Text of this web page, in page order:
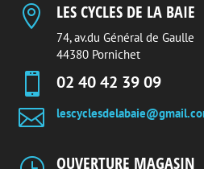
 LES CYCLES DE LA BAIE
74, av.du Général de Gaulle
44380 Pornichet
 02 40 42 39 09

OUVERTURE MAGASIN